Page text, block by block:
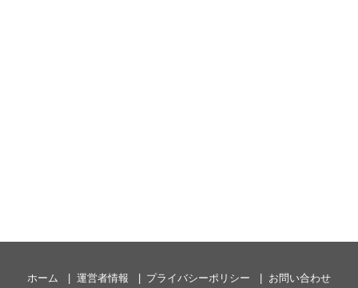
ホーム 運営者情報 プライバシーポリシー お問い合わせ